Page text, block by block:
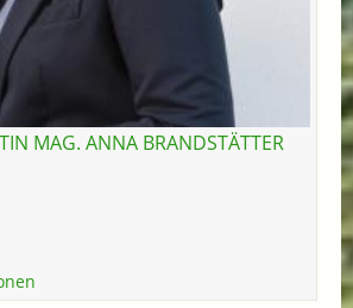
MAG. ANNA BRANDSTÄTTER